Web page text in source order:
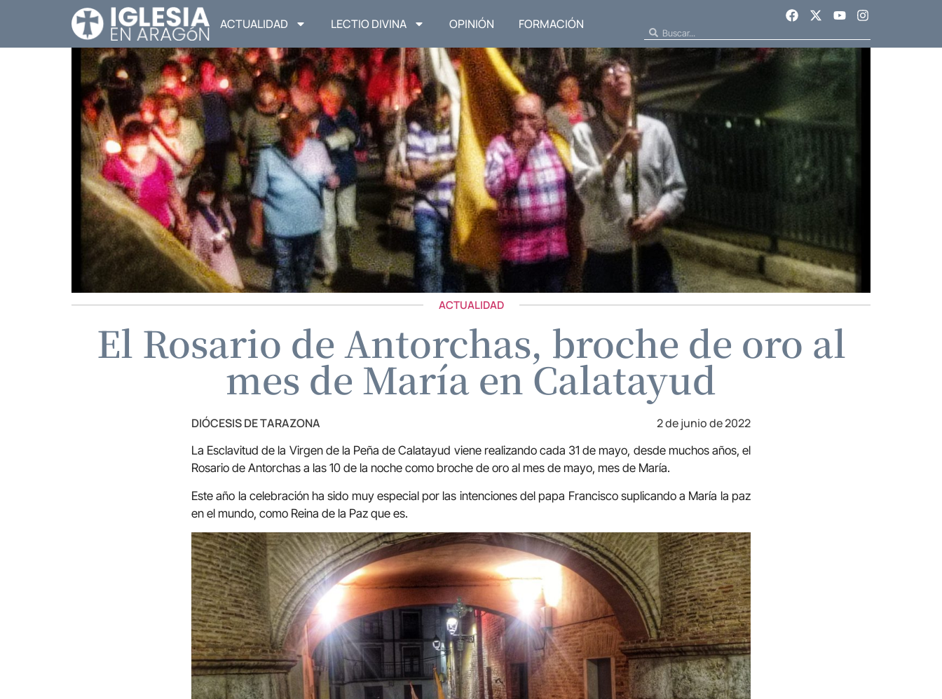
ACTUALIDAD LECTIO DIVINA OPINIÓN FORMACIÓN
ACTUALIDAD
El Rosario de Antorchas, broche de oro al
mes de María en Calatayud
DIÓCESIS DE TARAZONA 2 de junio de 2022
La Esclavitud de la Virgen de la Peña de Calatayud viene realizando cada 31 de mayo, desde muchos años, el
Rosario de Antorchas a las 10 de la noche como broche de oro al mes de mayo, mes de María.
Este año la celebración ha sido muy especial por las intenciones del papa Francisco suplicando a María la paz
en el mundo, como Reina de la Paz que es.